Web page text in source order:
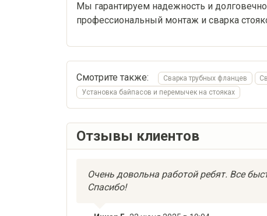
Мы гарантируем надежность и
профессиональный монтаж и сварка
Смотрите также: Сварка трубных фланцев
Установка байпасов и перемычек на стояках
Отзывы клиентов
Очень довольна работой ребят. Все
Спасибо!